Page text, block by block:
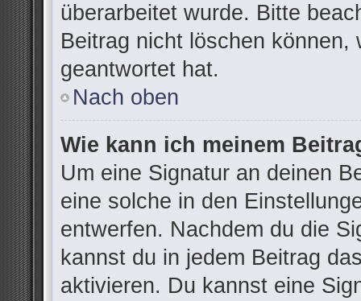
überarbeitet wurde. Bitte
Beitrag nicht löschen können,
geantwortet hat.
Nach oben
Wie kann ich meinem
Um eine Signatur an deinen
eine solche in den
entwerfen. Nachdem du die
kannst du in jedem Beitrag
aktivieren. Du kannst eine